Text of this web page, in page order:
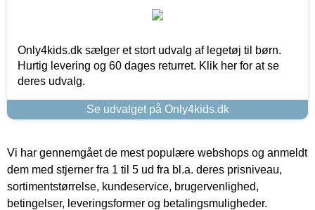
Only4kids.dk sælger et stort udvalg af legetøj til børn.
Hurtig levering og 60 dages returret. Klik her for at se
deres udvalg.
Se udvalget på Only4kids.dk
Vi har gennemgået de mest populære webshops og anmeldt
dem med stjerner fra 1 til 5 ud fra bl.a. deres prisniveau,
sortimentstørrelse, kundeservice, brugervenlighed,
betingelser, leveringsformer og betalingsmuligheder.